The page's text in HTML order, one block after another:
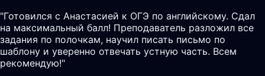
"Готовился с Анастасией к ОГЭ по английскому. Сдал
на максимальный балл! Преподаватель разложил все
задания по полочкам, научил писать письмо по
шаблону и уверенно отвечать устную часть. Всем
рекомендую!"